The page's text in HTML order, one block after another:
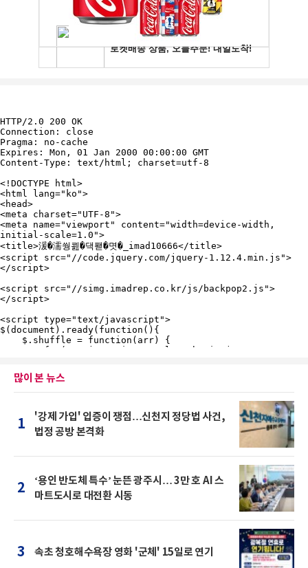
많이 본 뉴스
1
'강제 가입' 입증이 쟁점…신천지 정당법 사건,
법정 공방 본격화
2
‘용인 반도체 특수’ 눈뜬 광주시… 3만 호 AI 스
마트도시로 대전환 시동
3 속초 청호해수욕장 영화 '군체' 15일로 연기